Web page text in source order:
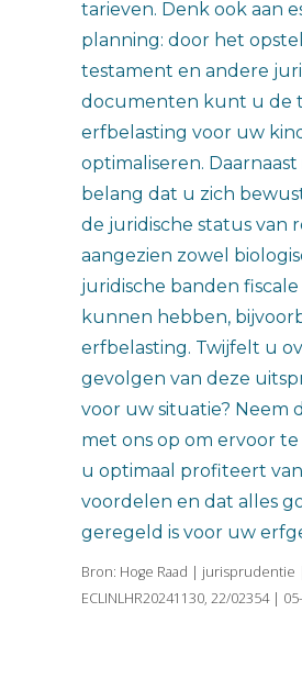
tarieven. Denk ook aan
planning: door het
testament en andere
documenten kunt u de
erfbelasting voor uw
optimaliseren. Daarnaast
belang dat u zich
de juridische status van
aangezien zowel
juridische banden
kunnen hebben,
erfbelasting. Twijfelt u
gevolgen van deze
voor uw situatie? Neem
met ons op om ervoor
u optimaal profiteert
voordelen en dat alles
geregeld is voor uw
Bron: Hoge Raad | jurisprudentie |
ECLINLHR20241130, 22/02354 |